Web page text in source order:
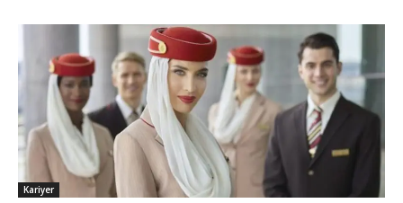
Kariyer